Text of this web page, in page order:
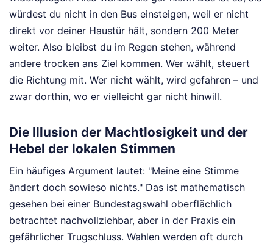
würdest du nicht in den Bus einsteigen, weil er nicht
direkt vor deiner Haustür hält, sondern 200 Meter
weiter. Also bleibst du im Regen stehen, während
andere trocken ans Ziel kommen. Wer wählt, steuert
die Richtung mit. Wer nicht wählt, wird gefahren – und
zwar dorthin, wo er vielleicht gar nicht hinwill.
Die Illusion der Machtlosigkeit und der
Hebel der lokalen Stimmen
Ein häufiges Argument lautet: "Meine eine Stimme
ändert doch sowieso nichts." Das ist mathematisch
gesehen bei einer Bundestagswahl oberflächlich
betrachtet nachvollziehbar, aber in der Praxis ein
gefährlicher Trugschluss. Wahlen werden oft durch